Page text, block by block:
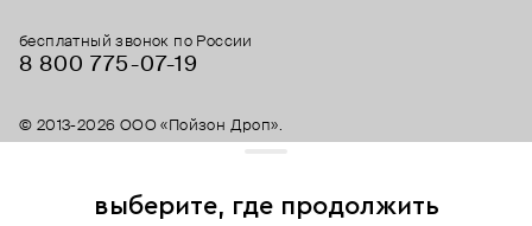
бесплатный звонок по России
8 800 775⁠-07⁠-19
© 2013-2026 ООО «Пойзон Дроп».
все права защищены.
выберите, где продолжить